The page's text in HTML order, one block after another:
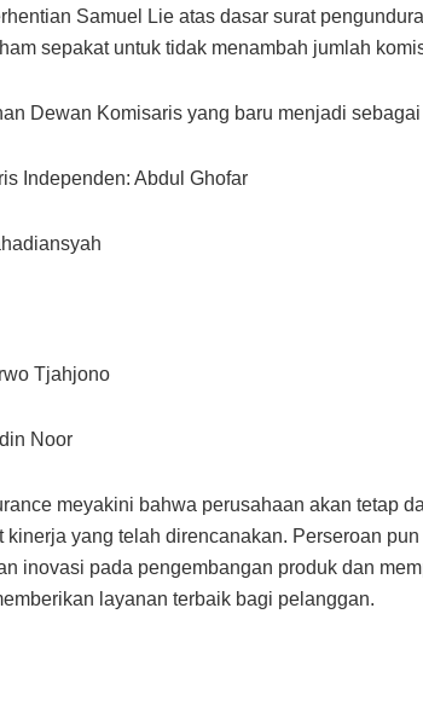
Samuel Lie atas dasar surat
sepakat untuk tidak menambah jumlah
Dewan Komisaris yang baru menjadi sebagai
Independen: Abdul Ghofar
Tjahjono
Noor
meyakini bahwa perusahaan akan tetap
kinerja yang telah direncanakan. Perseroan pun
inovasi pada pengembangan produk dan
layanan terbaik bagi pelanggan.